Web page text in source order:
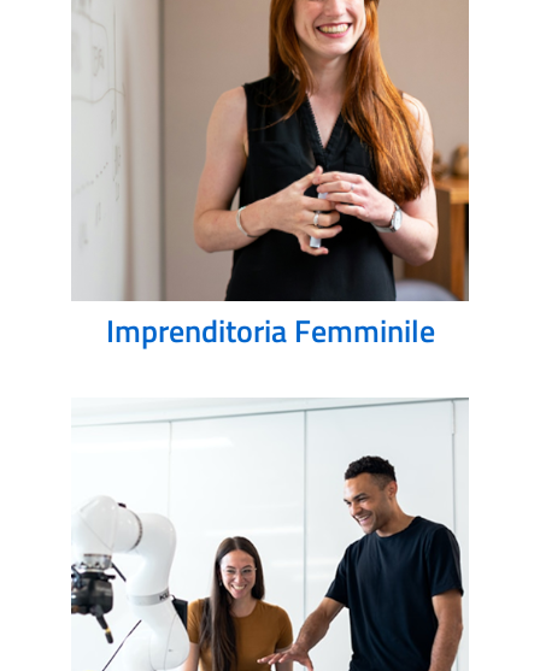
Imprenditoria Femminile